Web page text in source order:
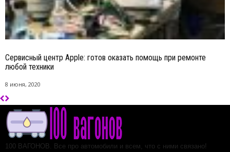
Сервисный центр Apple: готов оказать помощь при ремонте
любой техники
8 июня, 2020
100 ВАГОНОВ. Все про автомобили и всем, что с ними связано!